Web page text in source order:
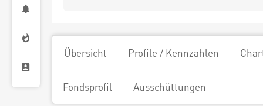
Übersicht Profile / Kennzahlen
Fondsprofil Ausschüttungen